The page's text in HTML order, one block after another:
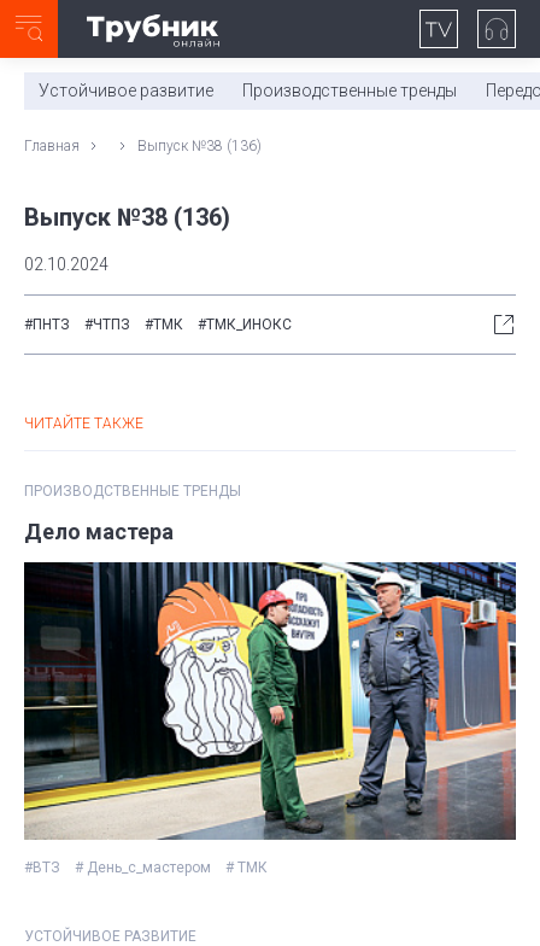
0:00/ 11:03
Устойчивое развитие Производственные тренды
Главная Выпуск №38 (136)
Выпуск №38 (136)
02.10.2024
#ПНТЗ #ЧТПЗ #ТМК #ТМК_ИНОКС
ЧИТАЙТЕ ТАКЖЕ
ПРОИЗВОДСТВЕННЫЕ ТРЕНДЫ
Дело мастера
#ВТЗ # День_с_мастером # ТМК
УСТОЙЧИВОЕ РАЗВИТИЕ